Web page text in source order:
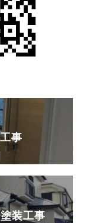
事
装工事